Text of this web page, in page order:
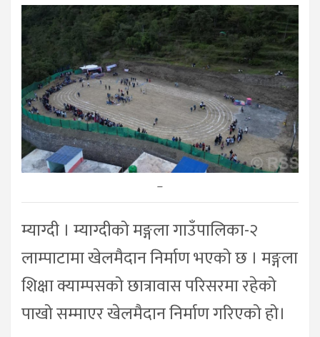
–
म्याग्दी । म्याग्दीको मङ्गला गाउँपालिका-२
लाम्पाटामा खेलमैदान निर्माण भएको छ । मङ्गला
शिक्षा क्याम्पसको छात्रावास परिसरमा रहेको
पाखो सम्माएर खेलमैदान निर्माण गरिएको हो।